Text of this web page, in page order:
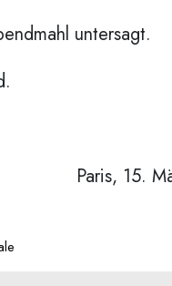
untersagt.
Paris, 15.